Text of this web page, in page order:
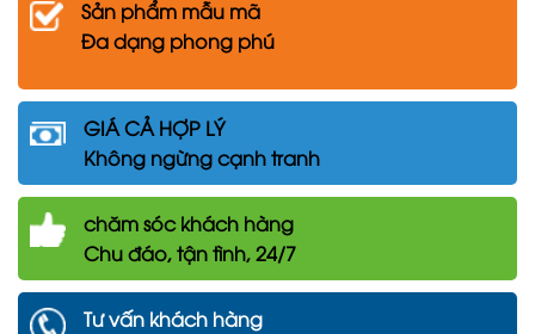
Sản phẩm mẫu mã
Đa dạng phong phú
GIÁ CẢ HỢP LÝ
Không ngừng cạnh tranh
chămsóc khách hàng
Chu đáo, tận tình, 24/7
Tư vấn khách hàng